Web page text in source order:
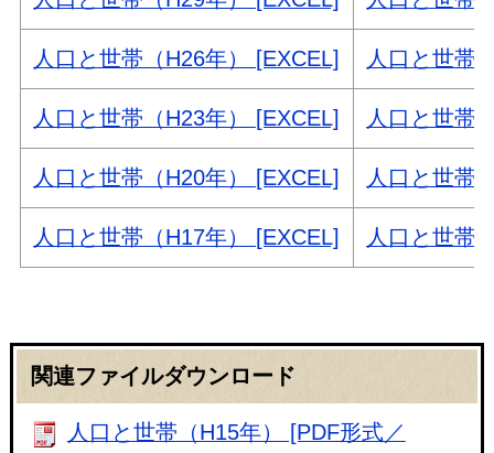
人口と世帯（H26年） [EXCEL] 人口と世帯
人口と世帯（H23年） [EXCEL] 人口と世帯
人口と世帯（H20年） [EXCEL] 人口と世帯
人口と世帯（H17年） [EXCEL] 人口と世帯
関連ファイルダウンロード
人口と世帯（H15年） [PDF形式／